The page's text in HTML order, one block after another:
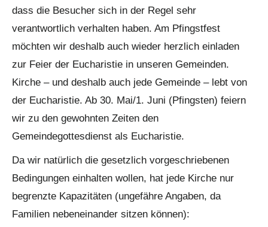
dass die Besucher sich in der Regel sehr
verantwortlich verhalten haben. Am Pfingstfest
möchten wir deshalb auch wieder herzlich einladen
zur Feier der Eucharistie in unseren Gemeinden.
Kirche – und deshalb auch jede Gemeinde – lebt von
der Eucharistie. Ab 30. Mai/1. Juni (Pfingsten) feiern
wir zu den gewohnten Zeiten den
Gemeindegottesdienst als Eucharistie.
Da wir natürlich die gesetzlich vorgeschriebenen
Bedingungen einhalten wollen, hat jede Kirche nur
begrenzte Kapazitäten (ungefähre Angaben, da
Familien nebeneinander sitzen können):